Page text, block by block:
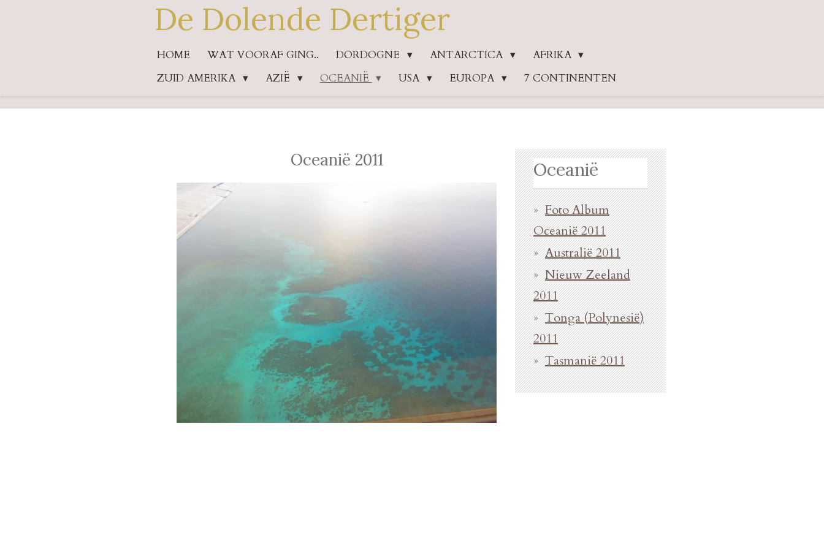
De Dolende Dertiger
HOME WAT VOORAF GING.. DORDOGNE ANTARCTICA
AFRIKA
ZUID AMERIKA
AZIË OCEANIË USA EUROPA 7 CONTINENTEN
Oceanië 2011 Oceanië
Foto Album
Oceanië 2011
Australië 2011
Nieuw Zeeland
2011
Tonga (Polynesië)
2011
Tasmanië 2011